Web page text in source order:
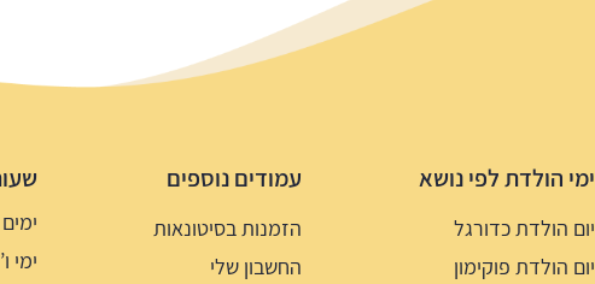
ימי הולדת לפי נושא
יום הולדת כדורגל
יום הולדת פוקימון
עמודים נוספים
הזמנות בסיטונאות
החשבון שלי
ימים
ימי ו’